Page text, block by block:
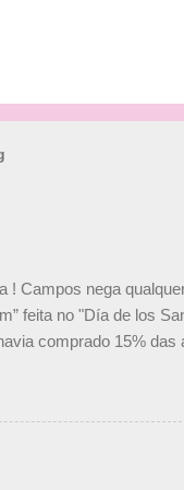
! Campos nega
feita no "Día de los
comprado 15%
ao declarar que o
uma oferta de
ter dois brasileiros”,